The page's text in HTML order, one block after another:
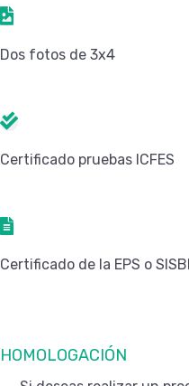
Dos fotos de 3x4
Certificado pruebas ICFES
Certificado de la EPS o
HOMOLOGACIÓN